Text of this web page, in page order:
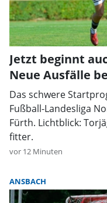
Jetzt beginnt
Neue Ausfälle
Das schwere
Fußball-Landesliga
Fürth. Lichtblick:
fitter.
vor 12 Minuten
ANSBACH